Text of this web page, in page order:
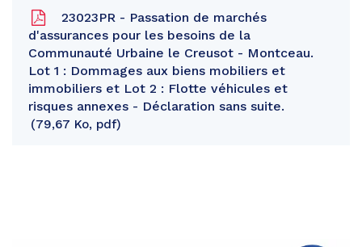
23023PR - Passation de marchés
d'assurances pour les besoins de la
Communauté Urbaine le Creusot - Montceau.
Lot 1 : Dommages aux biens mobiliers et
immobiliers et Lot 2 : Flotte véhicules et
risques annexes - Déclaration sans suite.
79,67 Ko, pdf